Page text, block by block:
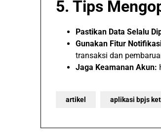
5. Tips
Pastikan Data Selalu
Gunakan Fitur
transaksi dan
Jaga Keamanan Akun:
artikel aplikasi bpjs